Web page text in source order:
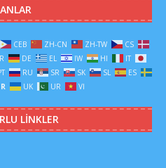
CEB ZH-CN ZH-TW
CS
DE EL IW HI
IT
RU SR SK SL
ES
UK UR VI
LINKLER